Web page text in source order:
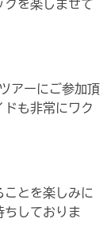
クを楽しませて
アーにご参加頂
も非常にワク
ことを楽しみに
ちしておりま